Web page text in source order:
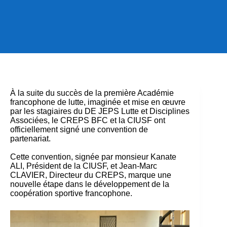
À la suite du succès de la première Académie
francophone de lutte, imaginée et mise en œuvre
par les stagiaires du DE JEPS Lutte et Disciplines
Associées, le CREPS BFC et la CIUSF ont
officiellement signé une convention de
partenariat.
Cette convention, signée par monsieur Kanate
ALI, Président de la CIUSF, et Jean-Marc
CLAVIER, Directeur du CREPS, marque une
nouvelle étape dans le développement de la
coopération sportive francophone.